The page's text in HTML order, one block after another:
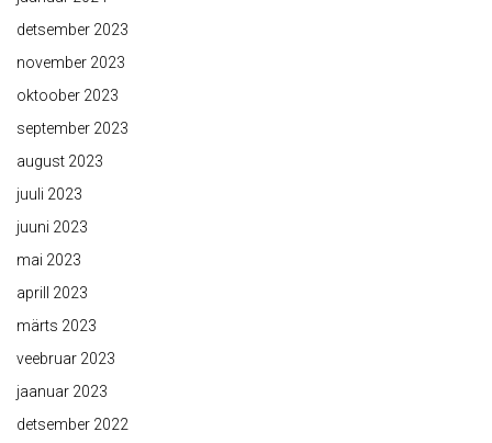
detsember 2023
november 2023
oktoober 2023
september 2023
august 2023
juuli 2023
juuni 2023
mai 2023
aprill 2023
märts 2023
veebruar 2023
jaanuar 2023
detsember 2022